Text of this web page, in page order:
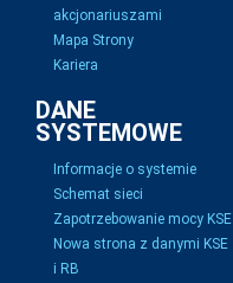
akcjonariuszami
Mapa Strony
Kariera
DANE
SYSTEMOWE
Informacje o systemie
Schemat sieci
Zapotrzebowanie mocy KSE
Nowa strona z danymi KSE
i RB